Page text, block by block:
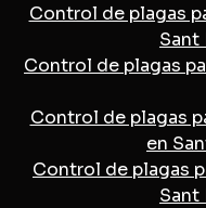
Control de plagas
Sant
Control de plagas
Control de plagas
en
Control de plagas
Sant